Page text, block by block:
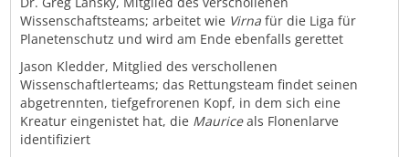
Wissenschaftsteams; arbeitet wie Virna für die Liga für
Planetenschutz und wird am Ende ebenfalls gerettet
Jason Kledder, Mitglied des verschollenen
Wissenschaftlerteams; das Rettungsteam findet seinen
abgetrennten, tiefgefrorenen Kopf, in dem sich eine
Kreatur eingenistet hat, die Mauriceals Flonenlarve
identifiziert